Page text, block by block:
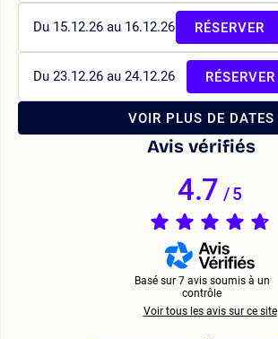
Du 15.12.26 au 16.12.26 RÉSERVER
Du 23.12.26 au 24.12.26 RÉSERVER
VOIR PLUS DE DATES
Avis vérifiés
4.7/5
Basé sur 7 avis soumis à un
contrôle
Voir tous les avis sur ce site